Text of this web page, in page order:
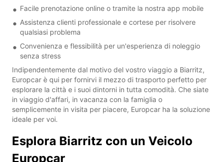
Facile prenotazione online o tramite la nostra app mobile
Assistenza clienti professionale e cortese per risolvere
qualsiasi problema
Convenienza e flessibilità per un'esperienza di noleggio
senza stress
Indipendentemente dal motivo del vostro viaggio a Biarritz,
Europcar è qui per fornirvi il mezzo di trasporto perfetto per
esplorare la città e i suoi dintorni in tutta comodità. Che siate
in viaggio d'affari, in vacanza con la famiglia o
semplicemente in visita per piacere, Europcar ha la soluzione
ideale per voi.
Esplora Biarritz con un Veicolo
Europcar